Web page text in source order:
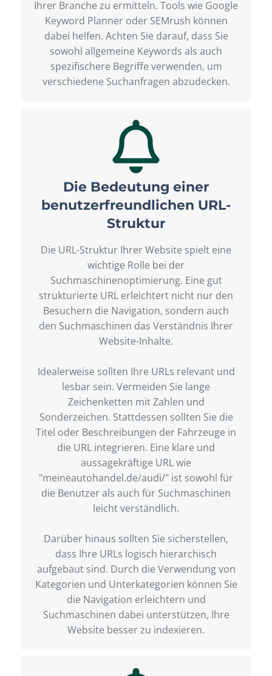
Ihrer Branche zu ermitteln. Tools wie Google
Keyword Planner oder SEMrush können
dabei helfen. Achten Sie darauf, dass Sie
sowohl allgemeine Keywords als auch
spezifischere Begriffe verwenden, um
verschiedene Suchanfragen abzudecken.
Die Bedeutung einer
benutzerfreundlichen URL-
Struktur
Die URL-Struktur Ihrer Website spielt eine
wichtige Rolle bei der
Suchmaschinenoptimierung. Eine gut
strukturierte URL erleichtert nicht nur den
Besuchern die Navigation, sondern auch
den Suchmaschinen das Verständnis Ihrer
Website-Inhalte.
Idealerweise sollten Ihre URLs relevant und
lesbar sein. Vermeiden Sie lange
Zeichenketten mit Zahlen und
Sonderzeichen. Stattdessen sollten Sie die
Titel oder Beschreibungen der Fahrzeuge in
die URL integrieren. Eine klare und
aussagekräftige URL wie
"meineautohandel.de/audi/" ist sowohl für
die Benutzer als auch für Suchmaschinen
leicht verständlich.
Darüber hinaus sollten Sie sicherstellen,
dass Ihre URLs logisch hierarchisch
aufgebaut sind. Durch die Verwendung von
Kategorien und Unterkategorien können Sie
die Navigation erleichtern und
Suchmaschinen dabei unterstützen, Ihre
Website besser zu indexieren.